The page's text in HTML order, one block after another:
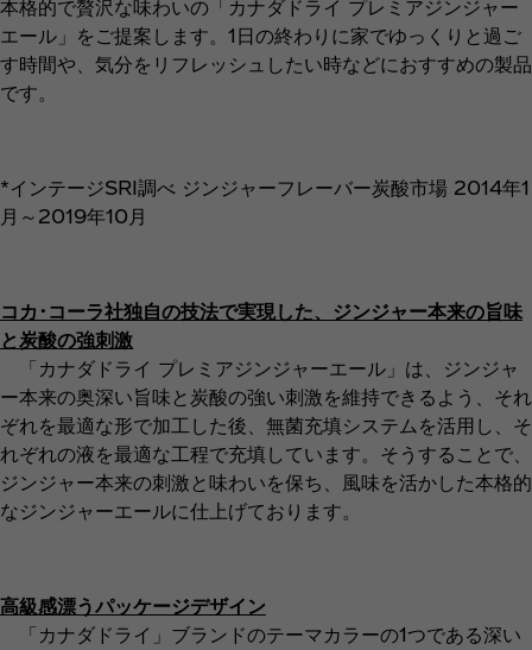
本格的で贅沢な味わいの「カナダドライ プレミアジンジャー
エール」をご提案します。1日の終わりに家でゆっくりと過ご
す時間や、気分をリフレッシュしたい時などにおすすめの製品
です。
*インテージSRI調べ ジンジャーフレーバー炭酸市場 2014年1
月～2019年10月
コカ･コーラ社独自の技法で実現した、ジンジャー本来の旨味
と炭酸の強刺激
「カナダドライ プレミアジンジャーエール」は、ジンジャ
ー本来の奥深い旨味と炭酸の強い刺激を維持できるよう、それ
ぞれを最適な形で加工した後、無菌充填システムを活用し、そ
れぞれの液を最適な工程で充填しています。そうすることで、
ジンジャー本来の刺激と味わいを保ち、風味を活かした本格的
なジンジャーエールに仕上げております。
高級感漂うパッケージデザイン
「カナダドライ」ブランドのテーマカラーの1つである深い